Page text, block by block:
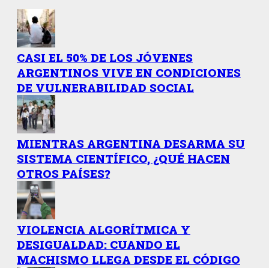
CASI EL 50% DE LOS JÓVENES
ARGENTINOS VIVE EN CONDICIONES
DE VULNERABILIDAD SOCIAL
MIENTRAS ARGENTINA DESARMA SU
SISTEMA CIENTÍFICO, ¿QUÉ HACEN
OTROS PAÍSES?
VIOLENCIA ALGORÍTMICA Y
DESIGUALDAD: CUANDO EL
MACHISMO LLEGA DESDE EL CÓDIGO